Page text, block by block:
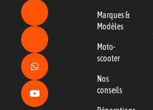
Marques &
Modèles
Moto-
scooter
Nos
conseils